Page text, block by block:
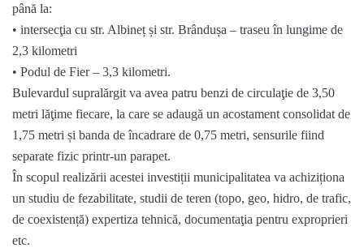
până la:
• intersecţia cu str. Albineț și str. Brândușa – traseu în lungime de
2,3 kilometri
• Podul de Fier – 3,3 kilometri.
Bulevardul supralărgit va avea patru benzi de circulaţie de 3,50
metri lăţime fiecare, la care se adaugă un acostament consolidat de
1,75 metri și banda de încadrare de 0,75 metri, sensurile fiind
separate fizic printr-un parapet.
În scopul realizării acestei investiții municipalitatea va achiziționa
un studiu de fezabilitate, studii de teren (topo, geo, hidro, de trafic,
de coexistență) expertiza tehnică, documentaţia pentru exproprieri
etc.